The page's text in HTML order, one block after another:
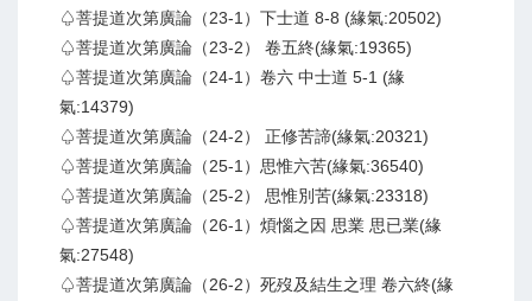
♤菩提道次第廣論（23-1）下士道 8-8 (緣氣:20502)
♤菩提道次第廣論（23-2） 卷五終(緣氣:19365)
♤菩提道次第廣論（24-1）卷六 中士道 5-1 (緣
氣:14379)
♤菩提道次第廣論（24-2） 正修苦諦(緣氣:20321)
♤菩提道次第廣論（25-1）思惟六苦(緣氣:36540)
♤菩提道次第廣論（25-2） 思惟別苦(緣氣:23318)
♤菩提道次第廣論（26-1）煩惱之因 思業 思已業(緣
氣:27548)
♤菩提道次第廣論（26-2）死歿及結生之理 卷六終(緣